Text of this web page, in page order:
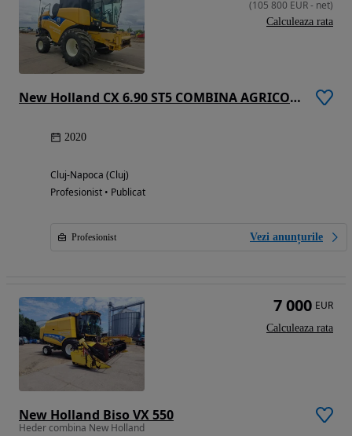
New Holland CX 6.90 ST5 COMBINA AGRICOLA CU HEDER PAIOASE 760CG 6,70M/22FT VF SI CARUCIOR TRANSPORT
2020
Cluj-Napoca (Cluj)
Profesionist • Publicat
Profesionist Vezi anunțurile
(105 800 EUR- net)
Calculeaza rata
New Holland Biso VX 550
Heder combina New Holland
7 000 EUR
Calculeaza rata